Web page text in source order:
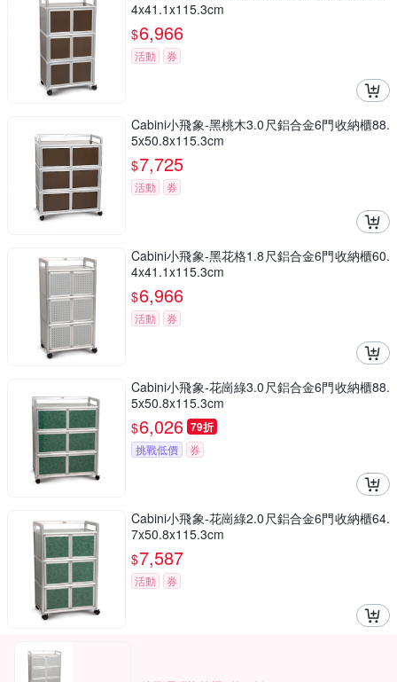
4x41.1x115.3cm
$6,966
活動 券
Cabini小飛象-黑桃木3.0尺鋁合金6門收納櫃88.
5x50.8x115.3cm
$7,725
活動 券
Cabini小飛象-黑花格1.8尺鋁合金6門收納櫃60.
4x41.1x115.3cm
$6,966
活動 券
Cabini小飛象-花崗綠3.0尺鋁合金6門收納櫃88.
5x50.8x115.3cm
$6,026 79折
挑戰低價 券
Cabini小飛象-花崗綠2.0尺鋁合金6門收納櫃64.
7x50.8x115.3cm
$7,587
活動 券